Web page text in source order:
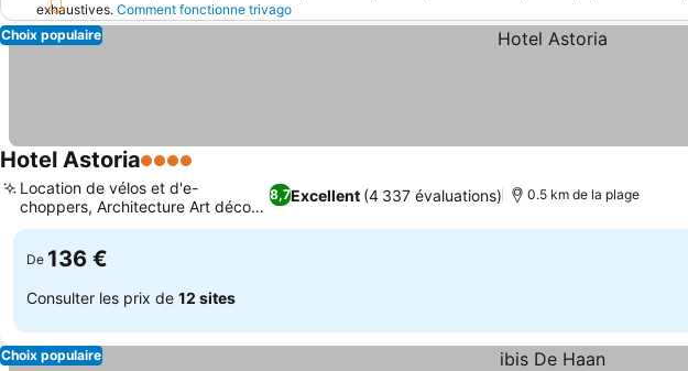
exhaustives. Comment fonctionne trivago
Choix populaire
Hotel Astoria4 Étoiles
8,7Excellent (4 337 évaluations)
Location de vélos et d'e-
choppers, Architecture Art déco
historique
0.5 km de la plage
De 136 €
Consulter les prix de 12 sites
Choix populaire